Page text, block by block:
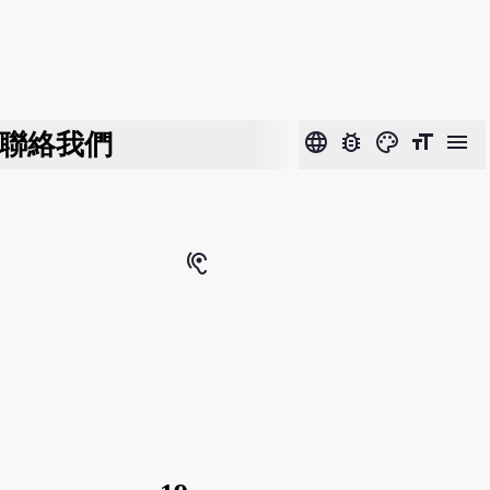
聯絡我們 language bug_report color_lens format_size menu
hearing